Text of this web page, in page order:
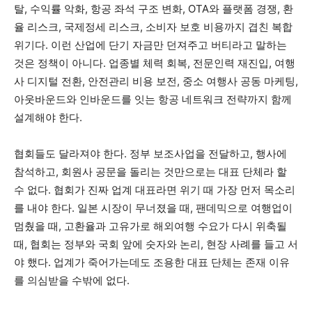
탈, 수익률 악화, 항공 좌석 구조 변화, OTA와 플랫폼 경쟁, 환
율 리스크, 국제정세 리스크, 소비자 보호 비용까지 겹친 복합
위기다. 이런 산업에 단기 자금만 던져주고 버티라고 말하는
것은 정책이 아니다. 업종별 체력 회복, 전문인력 재진입, 여행
사 디지털 전환, 안전관리 비용 보전, 중소 여행사 공동 마케팅,
아웃바운드와 인바운드를 잇는 항공 네트워크 전략까지 함께
설계해야 한다.
협회들도 달라져야 한다. 정부 보조사업을 전달하고, 행사에
참석하고, 회원사 공문을 돌리는 것만으로는 대표 단체라 할
수 없다. 협회가 진짜 업계 대표라면 위기 때 가장 먼저 목소리
를 내야 한다. 일본 시장이 무너졌을 때, 팬데믹으로 여행업이
멈췄을 때, 고환율과 고유가로 해외여행 수요가 다시 위축될
때, 협회는 정부와 국회 앞에 숫자와 논리, 현장 사례를 들고 서
야 했다. 업계가 죽어가는데도 조용한 대표 단체는 존재 이유
를 의심받을 수밖에 없다.